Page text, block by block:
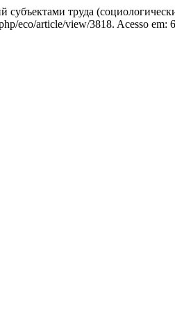
труда
eco/article/view/3818. Acesso em: